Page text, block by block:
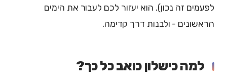
לפעמים זה נכון). הוא יעזור לכם לעבור את הימים
הראשונים - ולבנות דרך קדימה.
למה כישלון כואב כל כך?